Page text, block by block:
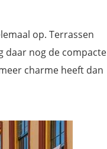
op. Terrassen
daar nog de compacte
charme heeft dan